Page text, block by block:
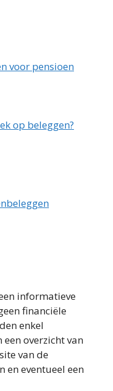
voor pensioen
op beleggen?
informatieve
financiële
enkel
overzicht van
van de
en eventueel een